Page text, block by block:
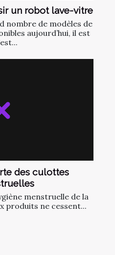
un robot lave-vitre
nombre de modèles de
aujourd’hui, il est
des culottes
menstruelle de la
produits ne cessent...